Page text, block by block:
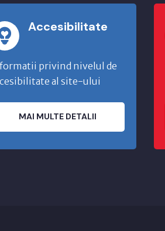
Accesibilitate
privind nivelul de
al site-ului
MAI MULTE DETALII